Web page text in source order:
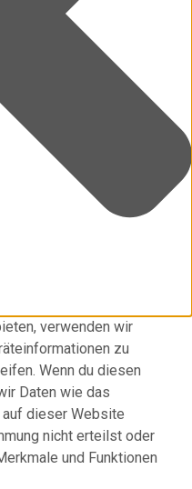
verwenden wir
zu
Wenn du diesen
Daten wie das
dieser Website
nicht erteilst oder
und Funktionen